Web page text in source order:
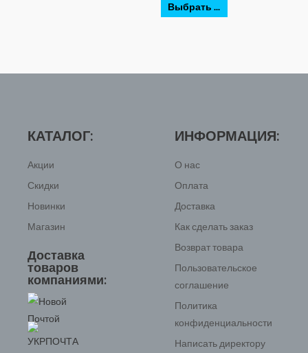
Выбрать ...
КАТАЛОГ:
Акции
Скидки
Новинки
Магазин
Доставка
товаров
компаниями:
ИНФОРМАЦИЯ:
О нас
Оплата
Доставка
Как сделать заказ
Возврат товара
Пользовательское
соглашение
Политика
конфиденциальности
Написать директору